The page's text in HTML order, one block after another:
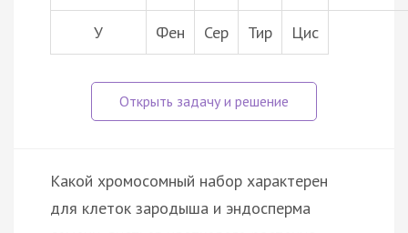
У Фен Сер Тир Цис
Какой хромосомный набор характерен
для клеток зародыша и эндосперма